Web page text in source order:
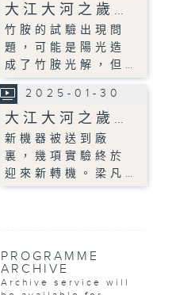
大江大河之歲…
竹胺的試驗出現問
題，可能是陽光造
成了竹胺光解，但…
2025-01-30
大江大河之歲…
新機器被送到廠
裏，幾項實驗終於
迎來新轉機。梁凡…
PROGRAMME
ARCHIVE
Archive service will